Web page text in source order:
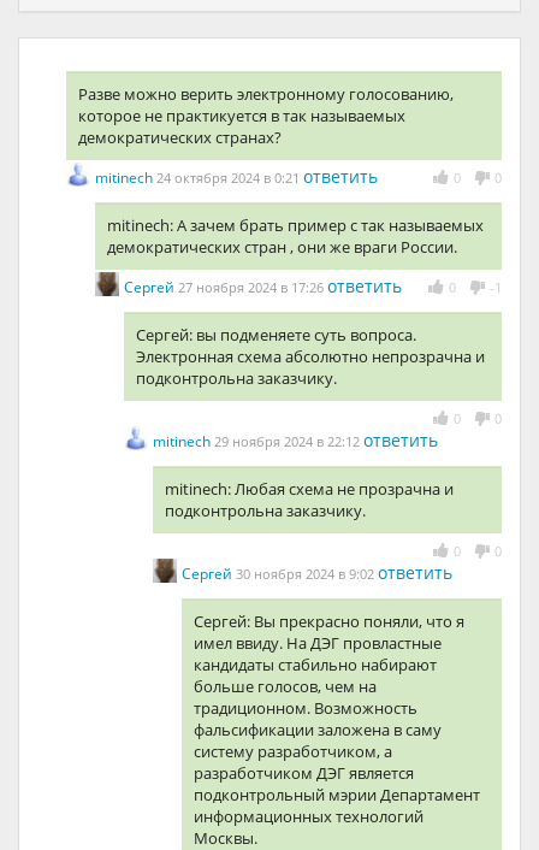
Разве можно верить электронному голосованию,
которое не практикуется в так называемых
демократических странах?
0 0
mitinech 24 октября 2024 в 0:21 ответить
mitinech: А зачем брать пример с так называемых
демократических стран , они же враги России.
0 -1
Сергей 27 ноября 2024 в 17:26 ответить
Сергей: вы подменяете суть вопроса.
Электронная схема абсолютно непрозрачна и
подконтрольна заказчику.
0 0
mitinech 29 ноября 2024 в 22:12 ответить
mitinech: Любая схема не прозрачна и
подконтрольна заказчику.
0 0
Сергей 30 ноября 2024 в 9:02 ответить
Сергей: Вы прекрасно поняли, что я
имел ввиду. На ДЭГ провластные
кандидаты стабильно набирают
больше голосов, чем на
традиционном. Возможность
фальсификации заложена в саму
систему разработчиком, а
разработчиком ДЭГ является
подконтрольный мэрии Департамент
информационных технологий
Москвы.